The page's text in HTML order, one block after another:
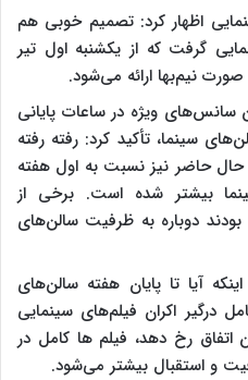
اظهار کرد: تصمیم خوبی هم
گرفت که از یکشنبه اول تیر
نیم‌بها ارائه می‌شود.
سانس‌های ویژه در ساعات پایانی
سینما، تأکید کرد: رفته رفته
حاضر نیز نسبت به اول هفته
بیشتر شده است. برخی از
دوباره به ظرفیت سالن‌های
آیا تا پایان هفته سالن‌های
درگیر اکران فیلم‌های سینمایی
اتفاق رخ دهد، فیلم ها کامل در
و استقبال بیشتر می‌شود.